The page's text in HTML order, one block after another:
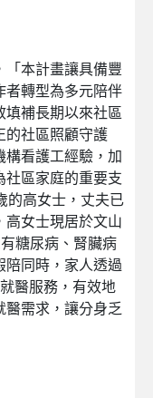
本計畫讓具備豐
者轉型為多元陪伴
補長期以來社區
的社區照顧守護
看護工經驗，加
社區家庭的重要支
的高女士，丈夫已
女士現居於文山
糖尿病、腎臟病
陪同時，家人透過
醫服務，有效地
醫需求，讓分身乏